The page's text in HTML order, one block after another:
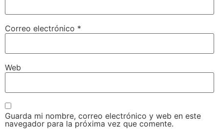
Correo electrónico *
Web
Guarda mi nombre, correo electrónico y web en este
navegador para la próxima vez que comente.